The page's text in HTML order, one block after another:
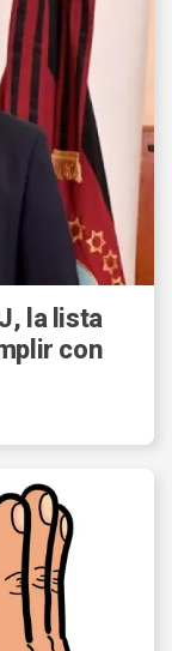
la lista
con